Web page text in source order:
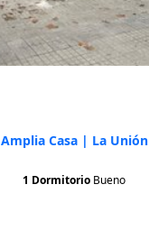
Amplia Casa | La Unión
1 Dormitorio Bueno